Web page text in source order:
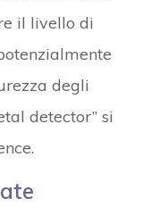
il livello di
degli
detector” si